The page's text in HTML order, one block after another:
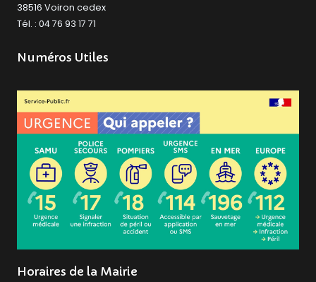
38516 Voiron cedex
Tél. : 04 76 93 17 71
Numéros Utiles
Horaires de la Mairie